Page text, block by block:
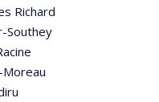
Richard
Southey